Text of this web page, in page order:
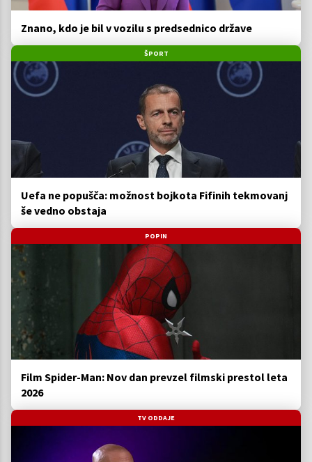
Znano, kdo je bil v vozilu s predsednico države
ŠPORT
Uefa ne popušča: možnost bojkota Fifinih tekmovanj
še vedno obstaja
POPIN
Film Spider-Man: Nov dan prevzel filmski prestol leta
2026
TV ODDAJE